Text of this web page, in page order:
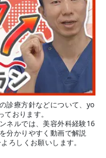
診療方針などについて、yo
おります。
ネルでは、美容外科経験16
分かりやすく動画で解説
ろしくお願いします。